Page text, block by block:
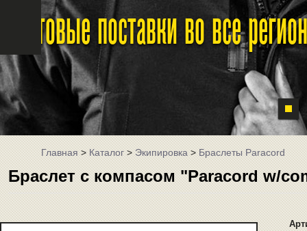
Оптовые поставки во все
Главная>Каталог>Экипировка>Браслеты Paracord
Браслет с компасом "Paracord w/